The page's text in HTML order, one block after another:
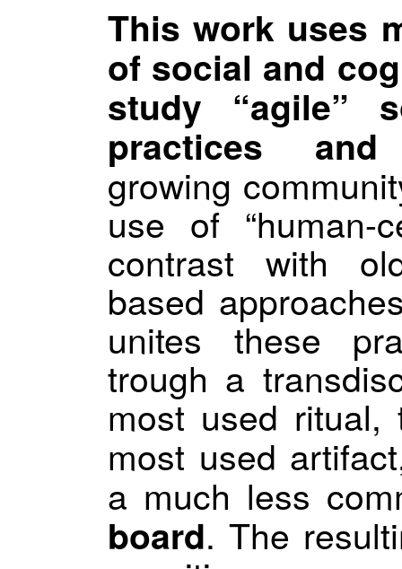
This work uses
of social and
study “agile”
practices and
growing
use of “human-
contrast with
based
unites these
trough a
most used
most used
a much less
board. The